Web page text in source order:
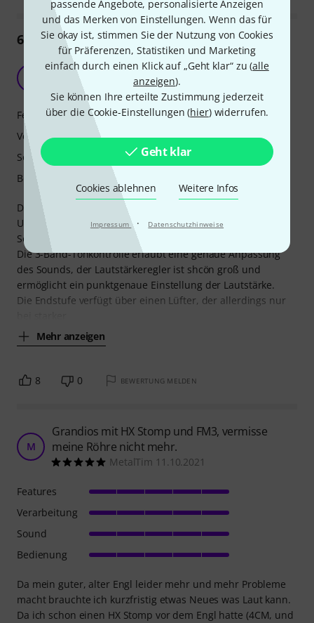
passende Angebote, personalisierte Anzeigen
und das Merken von Einstellungen. Wenn das für
Sie okay ist, stimmen Sie der Nutzung von Cookies
für Präferenzen, Statistiken und Marketing
einfach durch einen Klick auf „Geht klar“ zu (alle
anzeigen).
Sie können Ihre erteilte Zustimmung jederzeit
über die Cookie-Einstellungen (hier) widerrufen.
Geht klar
Cookies ablehnen Weitere Infos
Impressum · Datenschutzhinweise
63 Rezensionen
Besser geht es nicht - Update beigefügt
Christian291 27.04.2020
Die Power Stage 170 ist für mich die perfekte Endstufe.
Ultra klein, leicht und eine gewaltige Power mit super
Sound!
Die 3-Band-Tonkontrolle erlaubt eine genaue Anpassung
des Sounds, der Lautstärkeregler ist shcön groß und
ermöglicht ein punktgenaue Einstellung der Lautstärke.
Die Endstufe verfügt über einen Lüfter, der allerdings nur
Mehr anzeigen
Features
Verarbeitung
Sound
Bedienung
8 0 BEWERTUNG MELDEN
M
Grandios mit HX Stomp und FM3, vermisse
meine Röhre nicht mehr.
MetalTim 11.10.2021
Da mein guter, alter Engl leider mehr und mehr Probleme
macht brauchte ich kurzfristig etwas Neues was Laut kann.
Da ich schon einen HX Stomp vor dem Engl hatte (4CM, und
Features
Verarbeitung
Sound
Bedienung